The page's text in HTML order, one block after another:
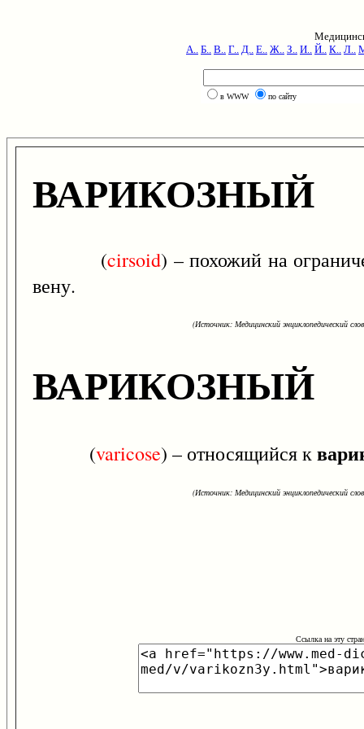
А.. Б.. В.. Г.. Д.. Е.. Ж.. З.. И.. Й.. К.. Л..
в WWW по сайту
ВАРИКОЗНЫЙ
(cirsoid) – похожий на
вену.
(Источник: Медицинский энциклопедический
ВАРИКОЗНЫЙ
(varicose) – относящийся к
(Источник: Медицинский энциклопедический
Ссылка на эту